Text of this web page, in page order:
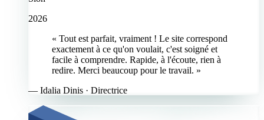
2026
« Tout est parfait, vraiment ! Le site correspond
exactement à ce qu'on voulait, c'est soigné et
facile à comprendre. Rapide, à l'écoute, rien à
redire. Merci beaucoup pour le travail. »
— Idalia Dinis · Directrice